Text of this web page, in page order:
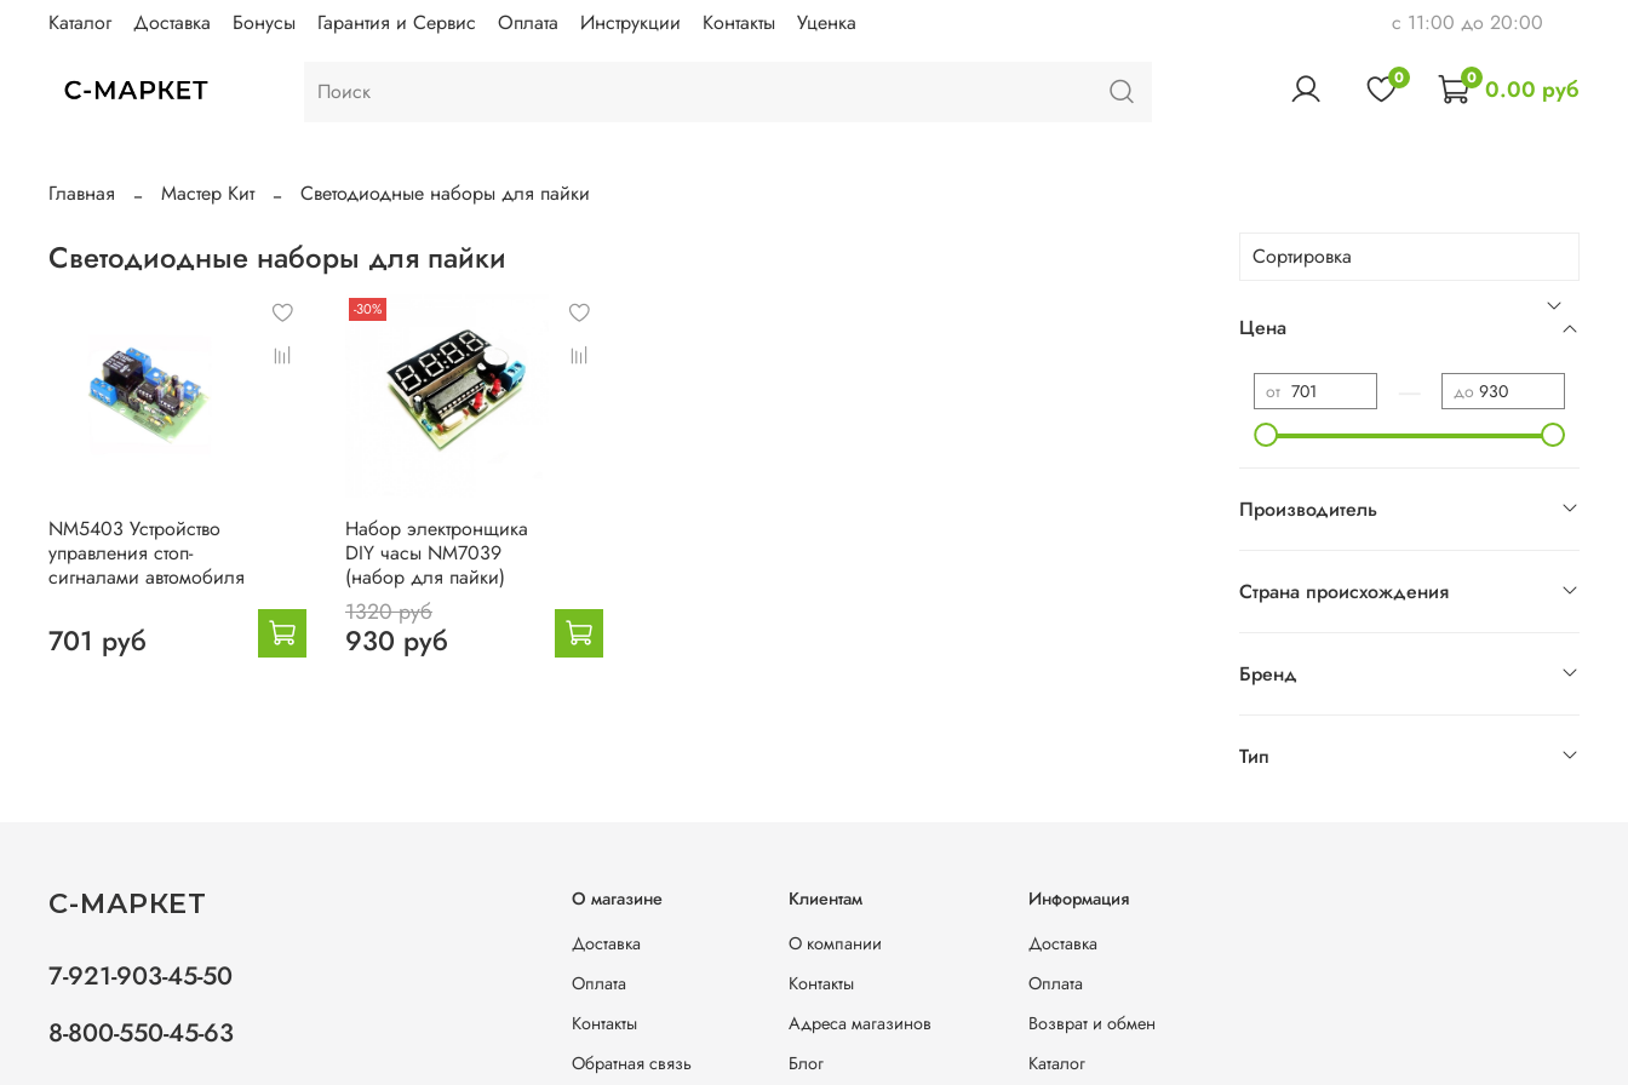
Каталог Доставка Бонусы Гарантия и Сервис Оплата Инструкции Контакты Уценка c 11:00 до 20:00
0 0 0.00 руб
Главная Мастер Кит Светодиодные наборы для пайки
Светодиодные наборы для пайки
NM5403 Устройство
управления стоп-
сигналами автомобиля
701 руб
-30%
Набор электронщика
DIY часы NM7039
(набор для пайки)
1320 руб
930 руб
Цена
от до
Производитель
Страна происхождения
Бренд
Тип
О магазине
Доставка
Оплата
Контакты
Обратная связь
Клиентам
О компании
Контакты
Адреса магазинов
Блог
Информация
Доставка
Оплата
Возврат и обмен
Каталог
С-МАРКЕТ
7-921-903-45-50
8-800-550-45-63